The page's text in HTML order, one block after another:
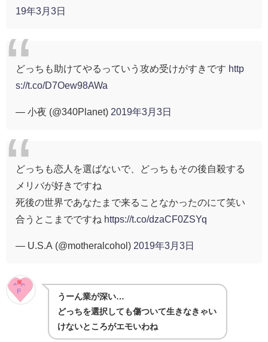
19年3月3日
どっちも助けてやるっていう攻め受けがすきです http
s://t.co/D7Oew98AWa
— 小夜 (@340Planet) 2019年3月3日
どっちも恋人を選ばないで、どっちもその後自殺する
メリバが好きですね
死後の世界であなたまで来ることなかったのにて笑い
合うとこまでですね https://t.co/dzaCF0ZSYq
— U.S.A (@motheralcohol) 2019年3月3日
うーん業が深い…
どっちを選択しても傷ついて生きなきゃい
けないところがエモいわね